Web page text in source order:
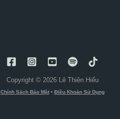
Copyright © 2026 Lê Thiện Hiếu
Chính Sách Bảo Mật• Điều Khoản Sử Dụng